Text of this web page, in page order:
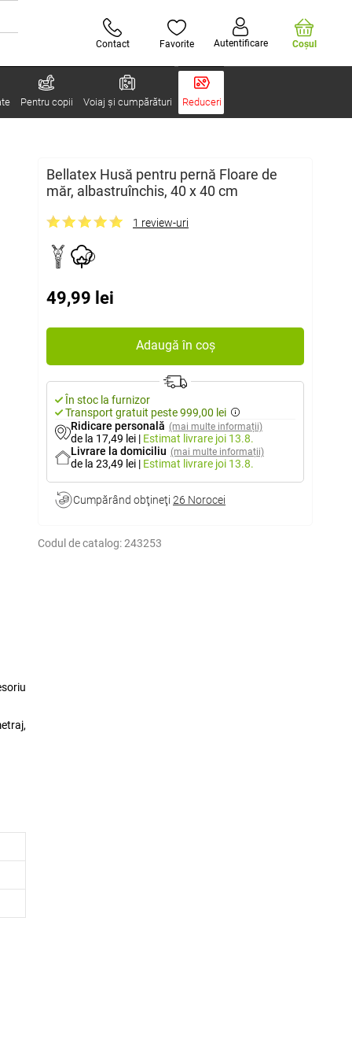
Contact Favorite Autentificare Coşul
Pentru copii Voiaj și cumpărături Reduceri
Bellatex Husă pentru pernă Floare de
măr, albastruînchis, 40 x 40 cm
1 review-uri
49,99 lei
Adaugă în coș
În stoc la furnizor
Transport gratuit peste 999,00 lei
Ridicare personală (mai multe informații)
de la 17,49 lei | Estimat livrare joi 13.8.
Livrare la domiciliu (mai multe informații)
de la 23,49 lei | Estimat livrare joi 13.8.
Cumpărând obţineţi 26 Norocei
Codul de catalog:243253